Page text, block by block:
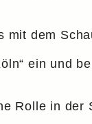
dem
ein und
Rolle in der